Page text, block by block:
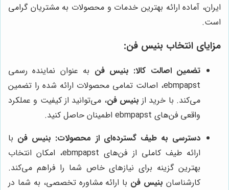
ایران، آماده ارائه بهترین خدمات و محصولات به مشتریان گرامی
است.
مزایای انتخاب بنیس فن:
تضمین اصالت کالا: بنیس فن به عنوان نماینده رسمی
ebmpapst، اصالت تمامی محصولات ارائه شده را تضمین
می‌کند. با خرید از بنیس فن، می‌توانید از کیفیت و عملکرد
واقعی فن‌های ebmpapst اطمینان حاصل کنید.
دسترسی به طیف گسترده‌ای از محصولات: بنیس فن با
ارائه طیف کاملی از فن‌های ebmpapst، امکان انتخاب
بهترین گزینه برای نیازهای خاص شما را فراهم می‌کند.
کارشناسان بنیس فن با ارائه مشاوره تخصصی، به شما در